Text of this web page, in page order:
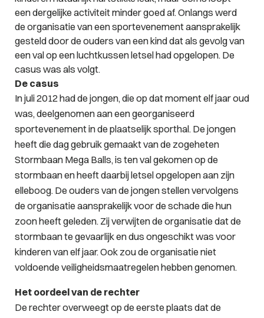
een dergelijke activiteit minder goed af. Onlangs werd
de organisatie van een sportevenement aansprakelijk
gesteld door de ouders van een kind dat als gevolg van
een val op een luchtkussen letsel had opgelopen. De
casus was als volgt.
De casus
In juli 2012 had de jongen, die op dat moment elf jaar oud
was, deelgenomen aan een georganiseerd
sportevenement in de plaatselijk sporthal. De jongen
heeft die dag gebruik gemaakt van de zogeheten
Stormbaan Mega Balls, is ten val gekomen op de
stormbaan en heeft daarbij letsel opgelopen aan zijn
elleboog. De ouders van de jongen stellen vervolgens
de organisatie aansprakelijk voor de schade die hun
zoon heeft geleden. Zij verwijten de organisatie dat de
stormbaan te gevaarlijk en dus ongeschikt was voor
kinderen van elf jaar. Ook zou de organisatie niet
voldoende veiligheidsmaatregelen hebben genomen.
Het oordeel van de rechter
De rechter overweegt op de eerste plaats dat de